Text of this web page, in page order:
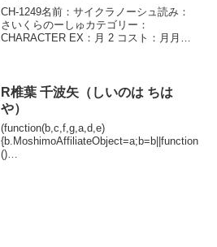
CH-1249名前：サイクラノーシュ読み：
さいくらのーしゅカテゴリー：
CHARACTER EX：月 2 コスト：月月登
ー...
R椎葉 千波矢（しいのは ちは
や）
(function(b,c,f,g,a,d,e)
{b.MoshimoAffiliateObject=a;b=b||function
()